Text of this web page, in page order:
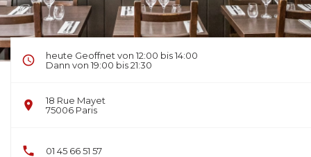
heute Geoffnet von 12:00 bis 14:00
Dann von 19:00 bis 21:30
18 Rue Mayet
75006 Paris((öffnet ein neues Fenster))
01 45 66 51 57